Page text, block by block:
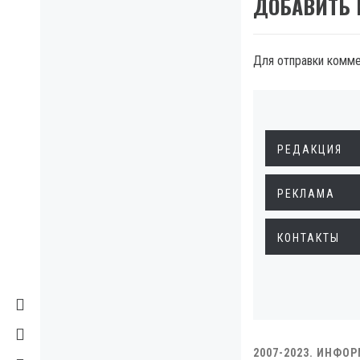
Для отправки
РЕДАКЦИЯ
РЕКЛАМА
КОНТАКТЫ
2007-2023.